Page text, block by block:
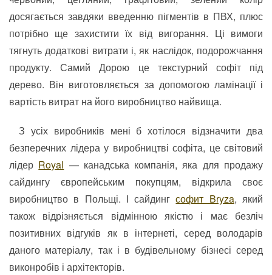
досягається завдяки введенню пігментів в ПВХ, плюс
потрібно ще захистити їх від вигорання. Ці вимоги
тягнуть додаткові витрати і, як наслідок, подорожчання
продукту. Самий Дорою це текстурний софіт під
дерево. Він виготовляється за допомогою ламінації і
вартість витрат на його виробництво найвища.
З усіх виробників мені б хотілося відзначити два
безперечних лідера у виробництві софіта, це світовий
лідер Royal — канадська компанія, яка для продажу
сайдингу європейським покупцям, відкрила своє
виробництво в Польщі. І сайдингсофит Bryza, який
також відрізняється відмінною якістю і має безліч
позитивних відгуків як в інтернеті, серед володарів
даного матеріалу, так і в будівельному бізнесі серед
виконробів і архітекторів.